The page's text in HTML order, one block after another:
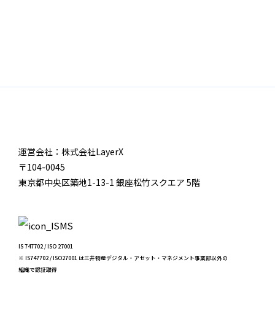
運営会社：株式会社LayerX
〒104-0045
東京都中央区築地1-13-1 銀座松竹スクエア 5階
IS 747702 / ISO 27001
※ IS747702 / ISO27001 は三井物産デジタル・アセット・マネジメント事業部以外の
組織で認証取得